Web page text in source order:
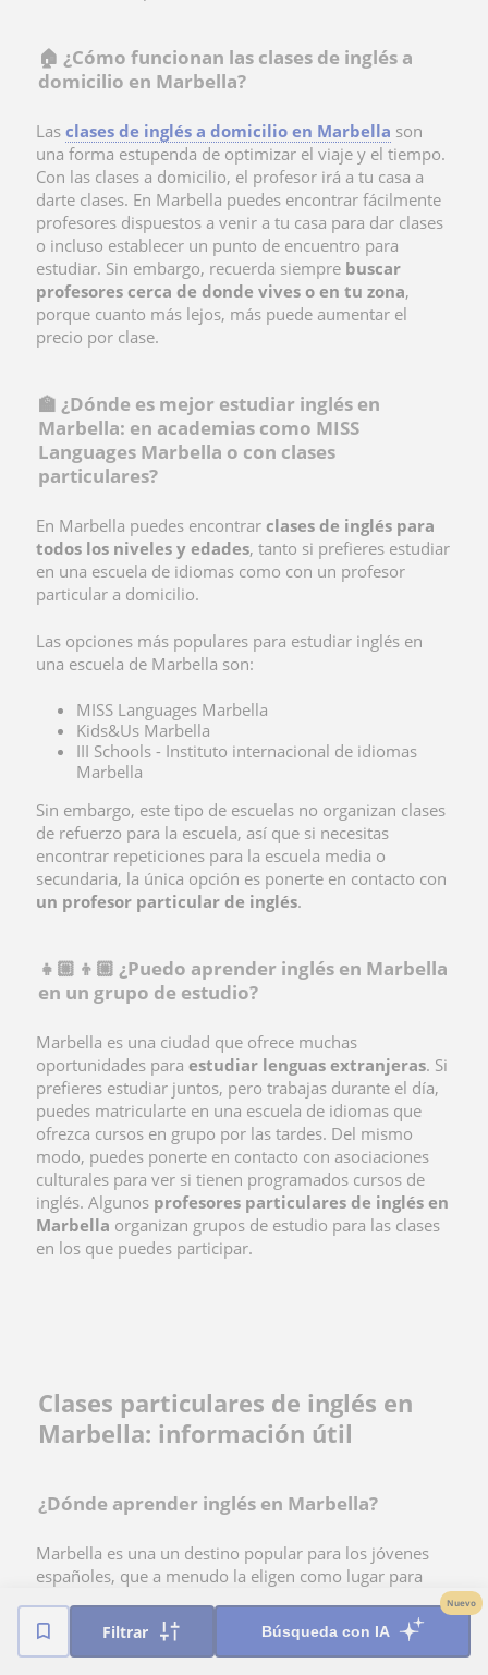
Filtrar Búsqueda con IA
Nuevo
🏠 ¿Cómo funcionan las clases de inglés a
domicilio en Marbella?
Las clases de inglés a domicilio en Marbella son
una forma estupenda de optimizar el viaje y el tiempo.
Con las clases a domicilio, el profesor irá a tu casa a
darte clases. En Marbella puedes encontrar fácilmente
profesores dispuestos a venir a tu casa para dar clases
o incluso establecer un punto de encuentro para
estudiar. Sin embargo, recuerda siempre buscar
profesores cerca de donde vives o en tu zona,
porque cuanto más lejos, más puede aumentar el
precio por clase.
🏫 ¿Dónde es mejor estudiar inglés en
Marbella: en academias como MISS
Languages Marbella o con clases
particulares?
En Marbella puedes encontrar clases de inglés para
todos los niveles y edades, tanto si prefieres estudiar
en una escuela de idiomas como con un profesor
particular a domicilio.
Las opciones más populares para estudiar inglés en
una escuela de Marbella son:
MISS Languages Marbella
Kids&Us Marbella
III Schools - Instituto internacional de idiomas
Marbella
Sin embargo, este tipo de escuelas no organizan clases
de refuerzo para la escuela, así que si necesitas
encontrar repeticiones para la escuela media o
secundaria, la única opción es ponerte en contacto con
un profesor particular de inglés.
👧🏼 👦🏼 ¿Puedo aprender inglés en Marbella
en un grupo de estudio?
Marbella es una ciudad que ofrece muchas
oportunidades para estudiar lenguas extranjeras. Si
prefieres estudiar juntos, pero trabajas durante el día,
puedes matricularte en una escuela de idiomas que
ofrezca cursos en grupo por las tardes. Del mismo
modo, puedes ponerte en contacto con asociaciones
culturales para ver si tienen programados cursos de
inglés. Algunos profesores particulares de inglés en
Marbella organizan grupos de estudio para las clases
en los que puedes participar.
Clases particulares de inglés en
Marbella: información útil
¿Dónde aprender inglés en Marbella?
Marbella es una un destino popular para los jóvenes
españoles, que a menudo la eligen como lugar para
continuar sus estudios. La ciudad no está dispersa y se
puede recorrer fácilmente, al centro se llega fácilmente
en transporte público.